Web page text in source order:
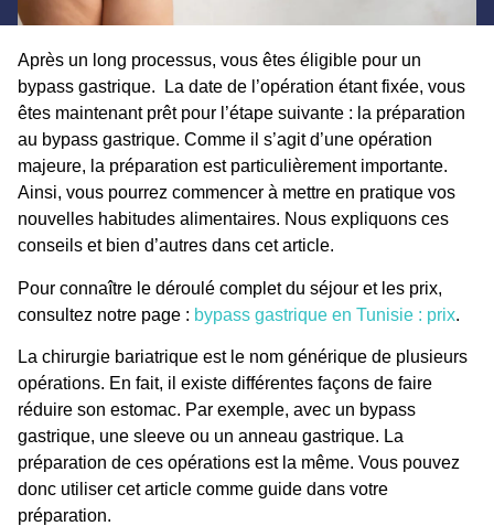
Après un long processus, vous êtes éligible pour un
bypass gastrique. La date de l’opération étant fixée, vous
êtes maintenant prêt pour l’étape suivante : la préparation
au bypass gastrique. Comme il s’agit d’une opération
majeure, la préparation est particulièrement importante.
Ainsi, vous pourrez commencer à mettre en pratique vos
nouvelles habitudes alimentaires. Nous expliquons ces
conseils et bien d’autres dans cet article.
Pour connaître le déroulé complet du séjour et les prix,
consultez notre page : bypass gastrique en Tunisie : prix.
La chirurgie bariatrique est le nom générique de plusieurs
opérations. En fait, il existe différentes façons de faire
réduire son estomac. Par exemple, avec un bypass
gastrique, une sleeve ou un anneau gastrique. La
préparation de ces opérations est la même. Vous pouvez
donc utiliser cet article comme guide dans votre
préparation.